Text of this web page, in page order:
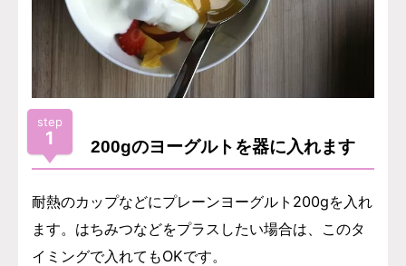
step
1 200gのヨーグルトを器に入れます
耐熱のカップなどにプレーンヨーグルト200gを入れ
ます。はちみつなどをプラスしたい場合は、このタ
イミングで入れてもOKです。